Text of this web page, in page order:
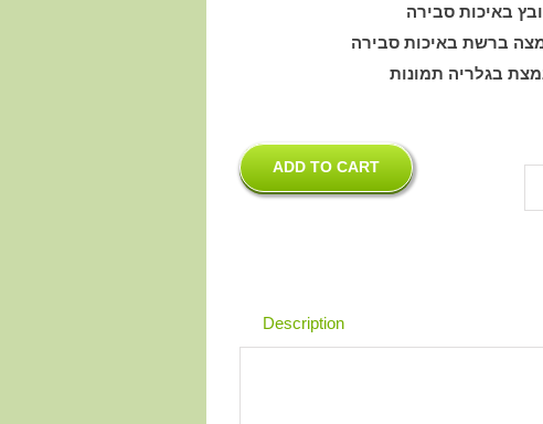
באיכות סבירה
ברשת באיכות סבירה
בגלריה תמונות
ADD TO CART
Description